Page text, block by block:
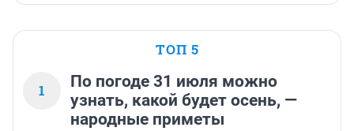
ТОП 5
1
По погоде 31 июля можно
узнать, какой будет осень, —
народные приметы